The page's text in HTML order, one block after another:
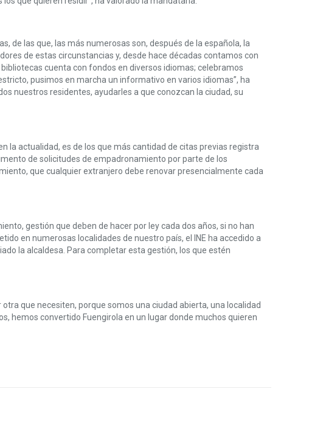
de las que, las más numerosas son, después de la española, la
de estas circunstancias y, desde hace décadas contamos con
cuenta con fondos en diversos idiomas; celebramos
pusimos en marcha un informativo en varios idiomas”, ha
nuestros residentes, ayudarles a que conozcan la ciudad, su
la actualidad, es de los que más cantidad de citas previas registra
de solicitudes de empadronamiento por parte de los
que cualquier extranjero debe renovar presencialmente cada
gestión que deben de hacer por ley cada dos años, si no han
en numerosas localidades de nuestro país, el INE ha accedido a
la alcaldesa. Para completar esta gestión, los que estén
que necesiten, porque somos una ciudad abierta, una localidad
hemos convertido Fuengirola en un lugar donde muchos quieren